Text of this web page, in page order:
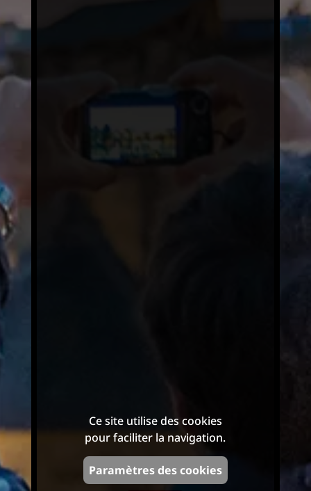
Ce site utilise des cookies
pour faciliter la navigation.
Paramètres des cookies